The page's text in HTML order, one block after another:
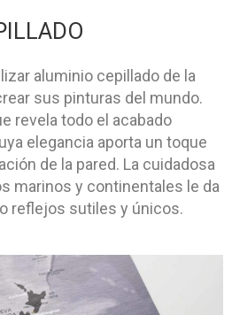
aluminio cepillado de la
sus pinturas del mundo.
revela todo el acabado
elegancia aporta un toque
de la pared. La cuidadosa
marinos y continentales le da
reflejos sutiles y únicos.